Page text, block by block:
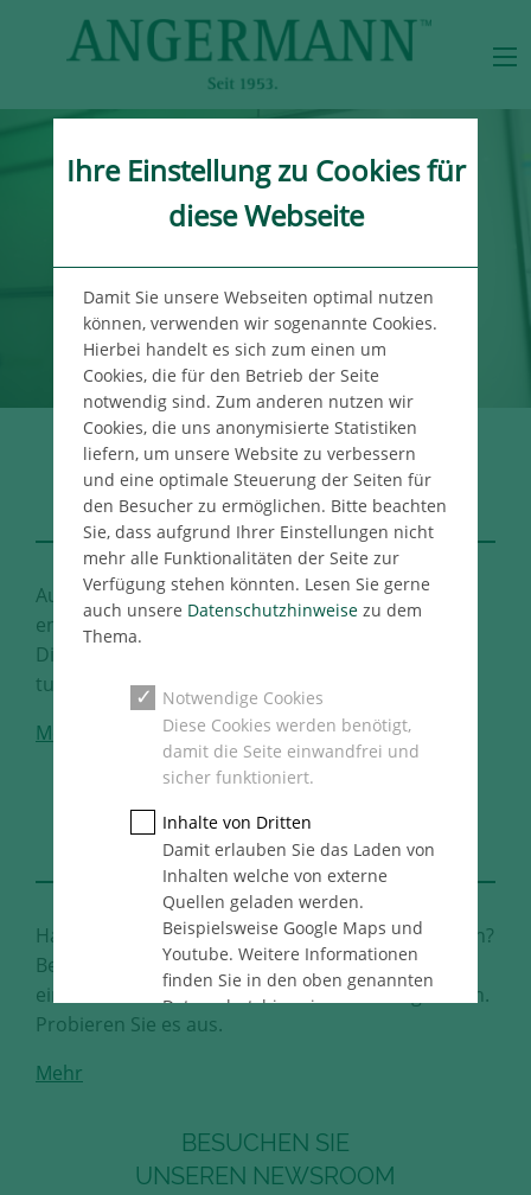
UNSER WISSEN
FÜR IHREN ERFOLG
Auf Sie kommt es für uns an. Treten Sie ein und
entdecken Sie unser vielfältiges
Dienstleitungsangebot. Was können wir für Sie
tun?
Mehr
YOUR BEST FUTURE
Haben Sie Lust, Ihre Ideen zu Projekten zu machen?
Bei uns haben Sie den Raum dafür. Ihnen steht
eine Vielzahl unterschiedlicher Karrierewege offen.
Probieren Sie es aus.
Mehr
BESUCHEN SIE
UNSEREN NEWSROOM
Ihre Einstellung zu Cookies für
diese Webseite
Damit Sie unsere Webseiten optimal nutzen
können, verwenden wir sogenannte Cookies.
Hierbei handelt es sich zum einen um
Cookies, die für den Betrieb der Seite
notwendig sind. Zum anderen nutzen wir
Cookies, die uns anonymisierte Statistiken
liefern, um unsere Website zu verbessern
und eine optimale Steuerung der Seiten für
den Besucher zu ermöglichen. Bitte beachten
Sie, dass aufgrund Ihrer Einstellungen nicht
mehr alle Funktionalitäten der Seite zur
Verfügung stehen könnten. Lesen Sie gerne
auch unsere Datenschutzhinweisezu dem
Thema.
Notwendige Cookies
Diese Cookies werden benötigt,
damit die Seite einwandfrei und
sicher funktioniert.
Inhalte von Dritten
Damit erlauben Sie das Laden von
Inhalten welche von externe
Quellen geladen werden.
Beispielsweise Google Maps und
Youtube. Weitere Informationen
finden Sie in den oben genannten
Datenschutzhinweise.
die Anzahl der Besucher auf den
Seiten, Ihren Weg durch unseren
Internetauftritt oder das Gerät, mit